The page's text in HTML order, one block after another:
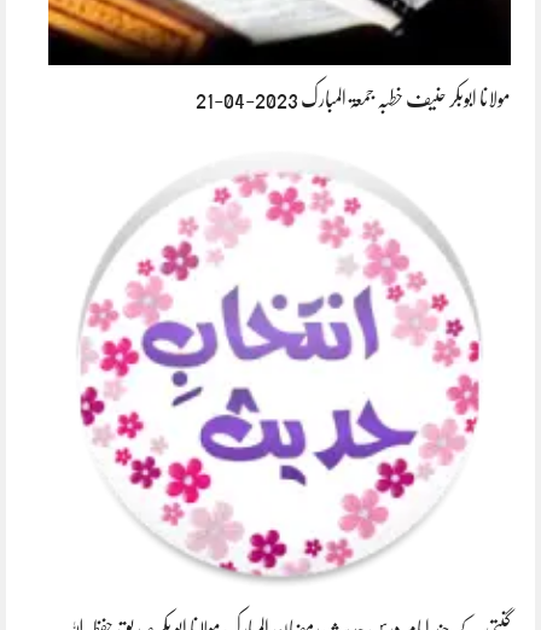
مولانا ابوبکر حنیف خطبہ جمعۃ المبارک 2023-04-21